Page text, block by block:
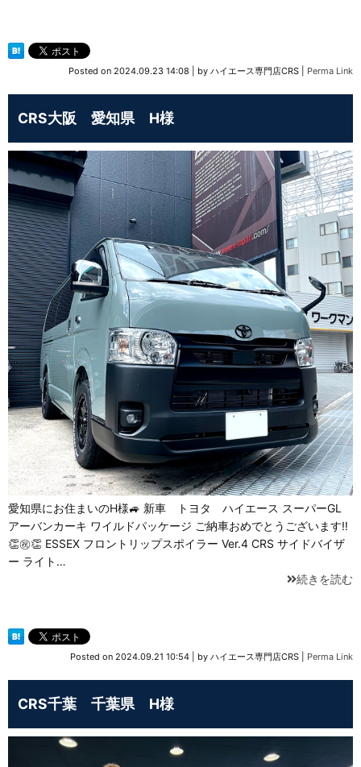
Posted on 2024.09.23 14:08 by ハイエース専門店CRS Perma Link
CRS大阪 愛知県 H様
愛知県にお住まいのH様🚙 新車 トヨタ ハイエース スーパーGL
アーバンカーキ ワイルドパッケージ ご納車おめでとうございます‼
👏㊗👏 ESSEX フロントリップスポイラー Ver.4 CRS サイドバイザ
ー ライト…
続きを読む
Posted on 2024.09.21 10:54 by ハイエース専門店CRS Perma Link
CRS千葉 千葉県 H様